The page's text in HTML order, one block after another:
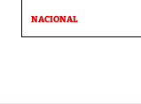
NACIONAL